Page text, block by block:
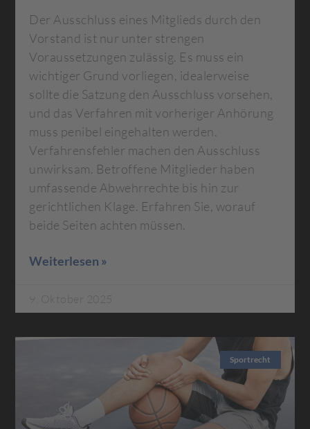
Der Ausschluss eines Mitglieds durch den
Vorstand ist nur unter strengen
Voraussetzungen zulässig. Es muss ein
wichtiger Grund vorliegen, idealerweise
sollte die Satzung den Ausschluss vorsehen,
und das Verfahren mit vorheriger Anhörung
muss penibel eingehalten werden.
Verfahrensfehler machen den Ausschluss
unwirksam. Betroffene Mitglieder haben
umfassende Abwehrrechte bis hin zur
gerichtlichen Klage. Erfahren Sie, worauf
beide Seiten achten müssen.
Weiterlesen »
9. Oktober 2025
Sportrecht